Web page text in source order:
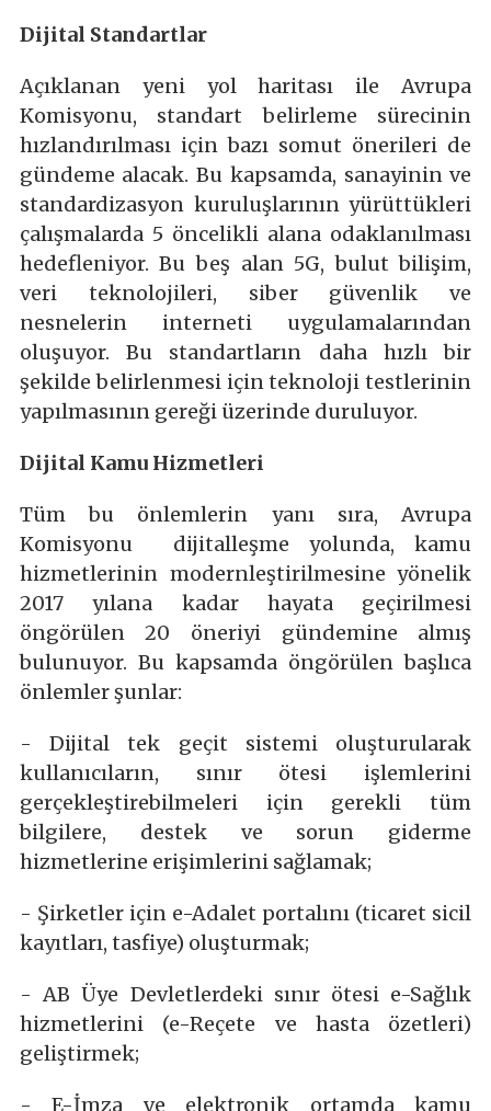
Dijital Standartlar
Açıklanan yeni yol haritası ile Avrupa
Komisyonu, standart belirleme sürecinin
hızlandırılması için bazı somut önerileri de
gündeme alacak. Bu kapsamda, sanayinin ve
standardizasyon kuruluşlarının yürüttükleri
çalışmalarda 5 öncelikli alana odaklanılması
hedefleniyor. Bu beş alan 5G, bulut bilişim,
veri teknolojileri, siber güvenlik ve
nesnelerin interneti uygulamalarından
oluşuyor. Bu standartların daha hızlı bir
şekilde belirlenmesi için teknoloji testlerinin
yapılmasının gereği üzerinde duruluyor.
Dijital Kamu Hizmetleri
Tüm bu önlemlerin yanı sıra, Avrupa
Komisyonu dijitalleşme yolunda, kamu
hizmetlerinin modernleştirilmesine yönelik
2017 yılana kadar hayata geçirilmesi
öngörülen 20 öneriyi gündemine almış
bulunuyor. Bu kapsamda öngörülen başlıca
önlemler şunlar:
- Dijital tek geçit sistemi oluşturularak
kullanıcıların, sınır ötesi işlemlerini
gerçekleştirebilmeleri için gerekli tüm
bilgilere, destek ve sorun giderme
hizmetlerine erişimlerini sağlamak;
- Şirketler için e-Adalet portalını (ticaret sicil
kayıtları, tasfiye) oluşturmak;
- AB Üye Devletlerdeki sınır ötesi e-Sağlık
hizmetlerini (e-Reçete ve hasta özetleri)
geliştirmek;
- E-İmza ve elektronik ortamda kamu